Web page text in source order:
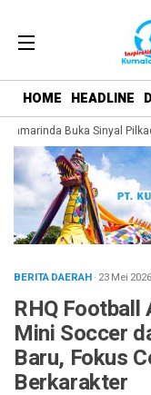
HOME HEADLINE
Buka Sinyal
BERITA DAERAH· 23 Mei 2026
RHQ Football
Mini Soccer
Baru, Fokus
Berkarakter